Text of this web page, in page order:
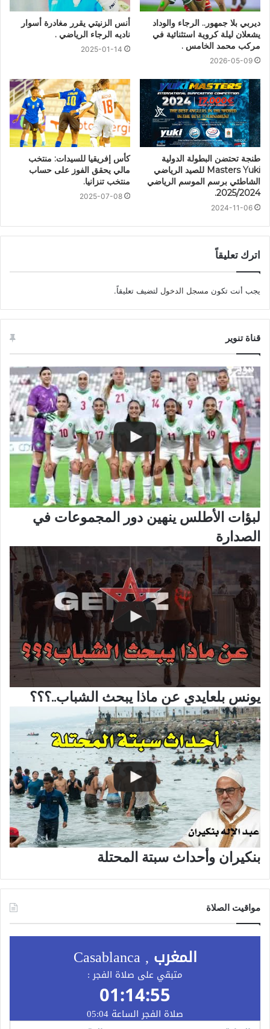
ديربي بلا جمهور.. الرجاء والوداد
يشعلان ليلة كروية استثنائية في
مركب محمد الخامس .
2026-05-09
أنس الزنيتي يقرر مغادرة أسوار
ناديه الرجاء الرياضي .
2025-01-14
طنجة تحتضن البطولة الدولية
Masters Yuki للصيد الرياضي
الشاطئي برسم الموسم الرياضي
2025/2024.
2024-11-06
كأس إفريقيا للسيدات: منتخب
مالي يحقق الفوز على حساب
منتخب تنزانيا.
2025-07-08
اترك تعليقاً
يجب أنت تكون مسجل الدخول لتضيف تعليقاً.
قناة تنوير
لبؤات الأطلس ينهين دور المجموعات في
الصدارة
يونس بلعايدي عن ماذا يبحث الشباب..؟؟؟
بنكيران وأحداث سبتة المحتلة
مواقيت الصلاة